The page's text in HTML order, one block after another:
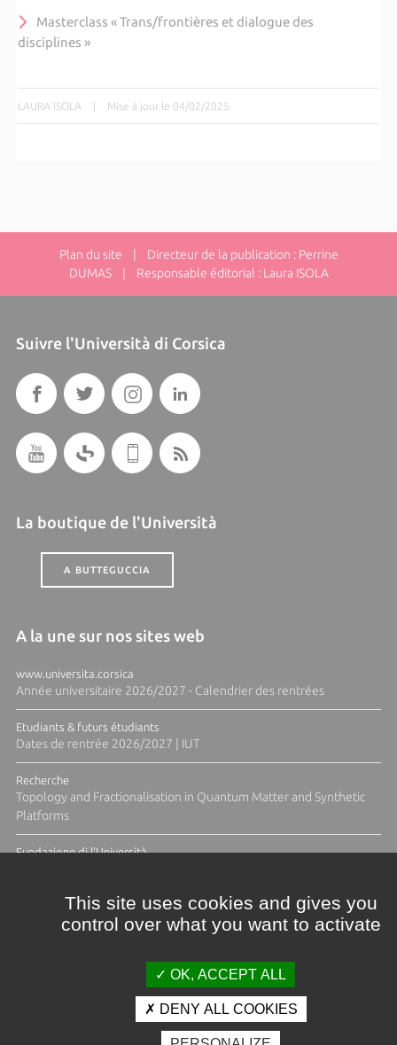
Masterclass « Trans/frontières et dialogue des
disciplines »
LAURA ISOLA | Mise à jour le 04/02/2025
Plan du site | Directeur de la publication : Perrine
DUMAS | Responsable éditorial : Laura ISOLA
Suivre l'Università di Corsica
La boutique de l'Università
A BUTTEGUCCIA
A la une sur nos sites web
www.universita.corsica
Année universitaire 2026/2027 - Calendrier des rentrées
Etudiants & futurs étudiants
Dates de rentrée 2026/2027 | IUT
Recherche
Topology and Fractionalisation in Quantum Matter and Synthetic
Platforms
Fundazione di l'Università
Crédits et mentions légales
This site uses cookies and gives you
control over what you want to activate
OK, ACCEPT ALL
DENY ALL COOKIES